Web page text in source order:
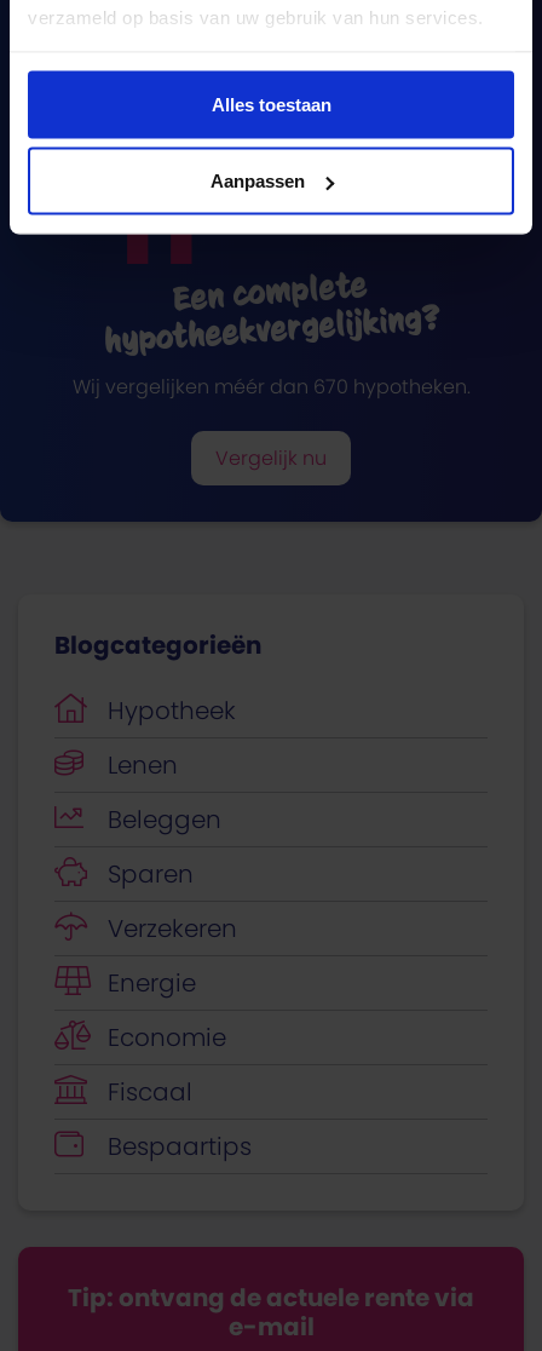
verzameld op basis van uw gebruik van hun services.
Alles toestaan
Aanpassen
Een complete
hypotheekvergelijking?
Wij vergelijken méér dan 670 hypotheken.
Vergelijk nu
Blogcategorieën
Hypotheek
Lenen
Beleggen
Sparen
Verzekeren
Energie
Economie
Fiscaal
Bespaartips
Tip: ontvang de actuele rente via
e-mail